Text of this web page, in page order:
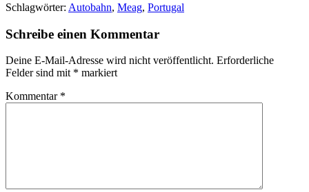
Schlagwörter: Autobahn, Meag, Portugal
Schreibe einen Kommentar
Deine E-Mail-Adresse wird nicht veröffentlicht. Erforderliche
Felder sind mit * markiert
Kommentar *